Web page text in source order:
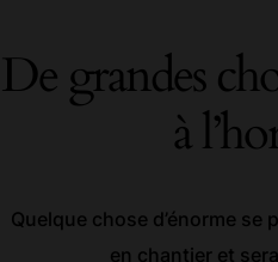
De grandes
à
Quelque chose d’énorme
en chantier et